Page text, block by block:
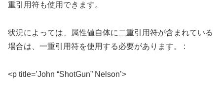
重引用符も使用できます。
状況によっては、属性値自体に二重引用符が含まれている
場合は、一重引用符を使用する必要があります。 :
<p title=’John “ShotGun” Nelson’>